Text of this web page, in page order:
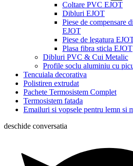
Coltare PVC EJOT
Dibluri EJOT
Piese de compensare
EJOT
Piese de legatura
Plasa fibra sticla EJOT
Dibluri PVC & Cui Metalic
Profile soclu aluminiu cu
Tencuiala decorativa
Polistiren extrudat
Pachete Termosistem Complet
Termosistem fatada
Emailuri si vopsele pentru lemn si
deschide conversatia